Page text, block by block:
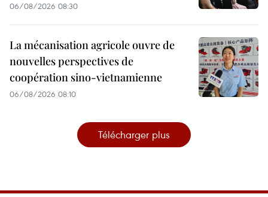
06/08/2026 08:30
La mécanisation agricole ouvre de
nouvelles perspectives de
coopération sino-vietnamienne
06/08/2026 08:10
Télécharger plus